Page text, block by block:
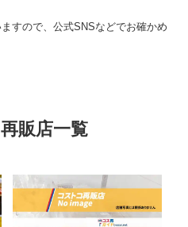
すので、公式SNSなどでお確かめ
販店一覧